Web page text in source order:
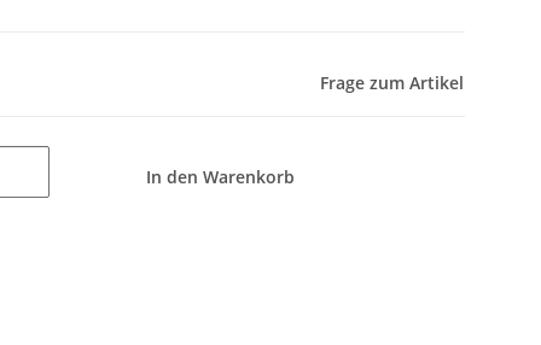
Frage zum Artikel
In den Warenkorb